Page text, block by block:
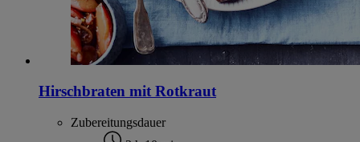
Hirschbraten mit Rotkraut
Zubereitungsdauer